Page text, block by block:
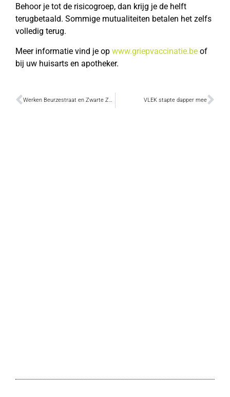
Behoor je tot de risicogroep, dan krijg je de helft
terugbetaald. Sommige mutualiteiten betalen het zelfs
volledig terug.
Meer informatie vind je op www.griepvaccinatie.be of
bij uw huisarts en apotheker.
Werken Beurzestraat en Zwarte Zusterstraat starten dinsdag VLEK stapte dapper mee